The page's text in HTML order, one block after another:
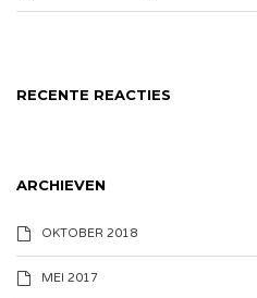
RECENTE REACTIES
ARCHIEVEN
OKTOBER 2018
MEI 2017